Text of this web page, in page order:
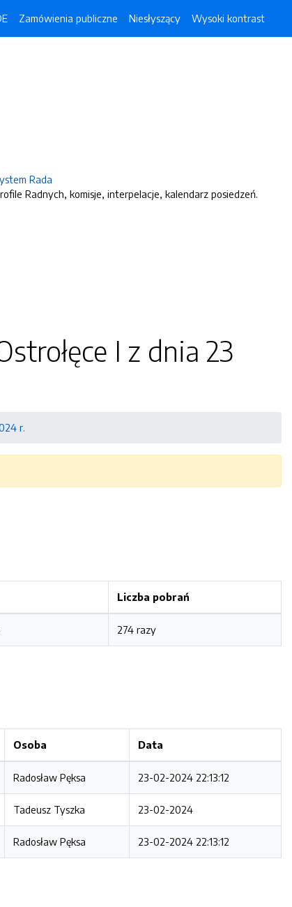
Zamówienia publiczne Niesłyszący Wysoki kontrast
Rada
Radnych, komisje, interpelacje, kalendarz posiedzeń.
I z dnia 23
r.
Liczba pobrań
274 razy
Osoba Data
Radosław Pęksa 23-02-2024 22:13:12
Tadeusz Tyszka 23-02-2024
Radosław Pęksa 23-02-2024 22:13:12